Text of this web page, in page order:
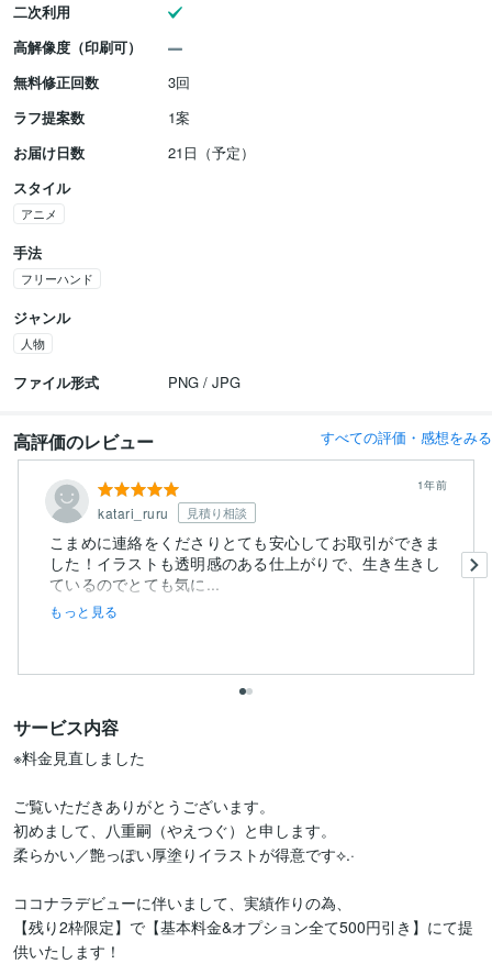
二次利用
高解像度（印刷可）
無料修正回数
3回
ラフ提案数
1案
お届け日数
21日（予定）
スタイル
アニメ
手法
フリーハンド
ジャンル
人物
ファイル形式 PNG / JPG
高評価のレビュー すべての評価・感想をみる
katari_ruru 見積り相談
1年前
こまめに連絡をくださりとても安心してお取引ができま
した！イラストも透明感のある仕上がりで、生き生きし
ているのでとても気に...
もっと見る
サービス内容
※料金見直しました
ご覧いただきありがとうございます。
初めまして、八重嗣（やえつぐ）と申します。
柔らかい／艶っぽい厚塗りイラストが得意です⟡.·
ココナラデビューに伴いまして、実績作りの為、
【残り2枠限定】で【基本料金&オプション全て500円引き】にて提
供いたします！